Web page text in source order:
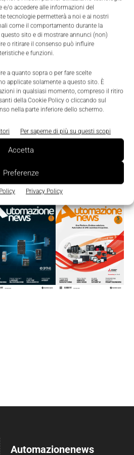
e/o accedere alle informazioni del
tecnologie permetterà a noi e ai nostri
come il comportamento durante la
sito e di mostrare annunci (non)
o ritirare il consenso può influire
e funzioni.
a quanto sopra o per fare scelte
applicate solamente a questo sito. È
in qualsiasi momento, compreso il ritiro
della Cookie Policy o cliccando sul
nella parte inferiore dello schermo.
Per saperne di più su questi scopi
Accetta
Preferenze
Privacy Policy
Automazionenews